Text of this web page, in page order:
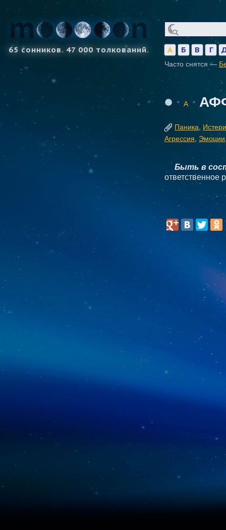
65 сонников. 47 000 толкований. А Б В Г
Часто снятся —
А
Паника
Агрессия
Эмоции
Быть в
ответственное